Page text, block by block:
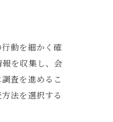
動を細かく確
を収集し、会
査を進めるこ
法を選択する